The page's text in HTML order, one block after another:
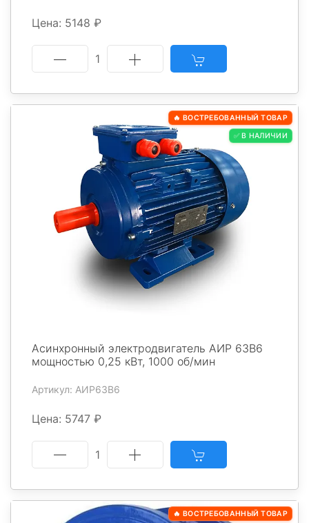
Цена: 5148 ₽
1
🔥 ВОСТРЕБОВАННЫЙ ТОВАР
✅ В НАЛИЧИИ
Асинхронный электродвигатель АИР 63В6
мощностью 0,25 кВт, 1000 об/мин
Артикул: АИР63В6
Цена: 5747 ₽
1
🔥 ВОСТРЕБОВАННЫЙ ТОВАР